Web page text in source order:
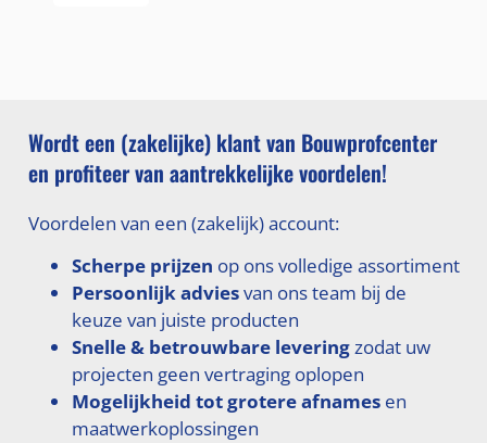
Wordt een (zakelijke) klant van Bouwprofcenter
en profiteer van aantrekkelijke voordelen!
Voordelen van een (zakelijk) account:
Scherpe prijzen op ons volledige assortiment
Persoonlijk adviesvan ons team bij de
keuze van juiste producten
Snelle & betrouwbare leveringzodat uw
projecten geen vertraging oplopen
Mogelijkheid tot grotere afnamesen
maatwerkoplossingen